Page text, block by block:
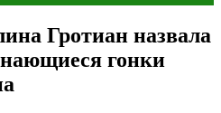
Гротиан назвала
гонки